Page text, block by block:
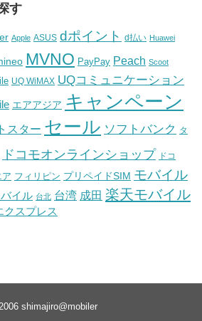
す
Apple ASUS dポイント d払い Huawei
MVNO PayPay Peach Scoot
UQ WiMAX UQコミュニケーション
エアアジア キャンペーン
スター セール ソフトバンク タ
ドコモオンラインショップ ドコ
フィリピン プリペイドSIM モバイル
イル 台北 台湾 成田 楽天モバイル
クスプレス
shimajiro@mobiler